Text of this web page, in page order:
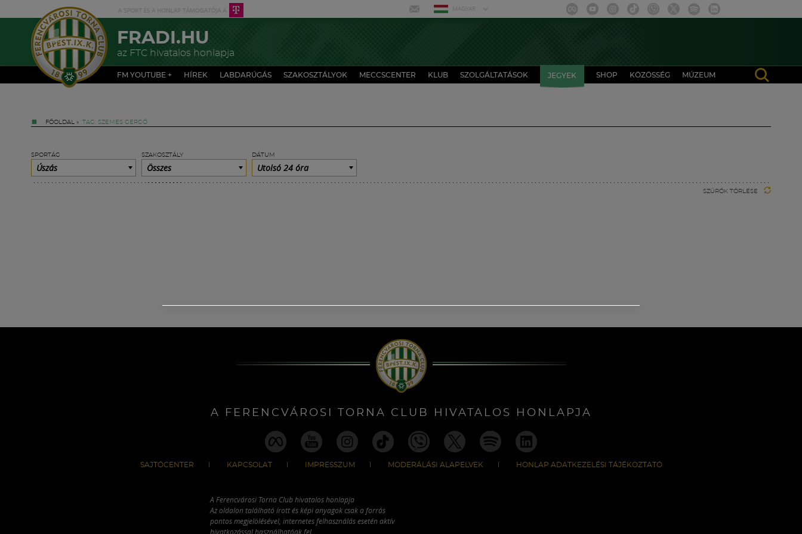
MAGYAR
FRADI.HU
az FTC hivatalos honlapja
FM YOUTUBE + HÍREK LABDARÚGÁS SZAKOSZTÁLYOK MECCSCENTER KLUB SZOLGÁLTATÁSOK JEGYEK SHOP KÖZÖSSÉG MÚZEUM
FŐOLDAL » TAG: SZEMES GERGŐ
SPORTÁG
Úszás
SZAKOSZTÁLY
Összes
DÁTUM
Utolsó 24 óra
SZŰRŐK TÖRLÉSE
A FERENCVÁROSI TORNA CLUB HIVATALOS HONLAPJA
SAJTÓCENTER KAPCSOLAT IMPRESSZUM MODERÁLÁSI ALAPELVEK HONLAP ADATKEZELÉSI TÁJÉKOZTATÓ
A Ferencvárosi Torna Club hivatalos honlapja
Az oldalon található írott és képi anyagok csak a forrás
pontos megjelölésével, internetes felhasználás esetén aktív
hivatkozással használhatóak fel.